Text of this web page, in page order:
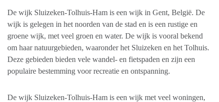
De wijk Sluizeken-Tolhuis-Ham is een wijk in Gent, België. De
wijk is gelegen in het noorden van de stad en is een rustige en
groene wijk, met veel groen en water. De wijk is vooral bekend
om haar natuurgebieden, waaronder het Sluizeken en het Tolhuis.
Deze gebieden bieden vele wandel- en fietspaden en zijn een
populaire bestemming voor recreatie en ontspanning.
De wijk Sluizeken-Tolhuis-Ham is een wijk met veel woningen,